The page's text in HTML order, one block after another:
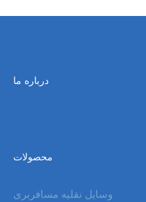
درباره ما
محصولات
وسایل نقلیه مسافربری